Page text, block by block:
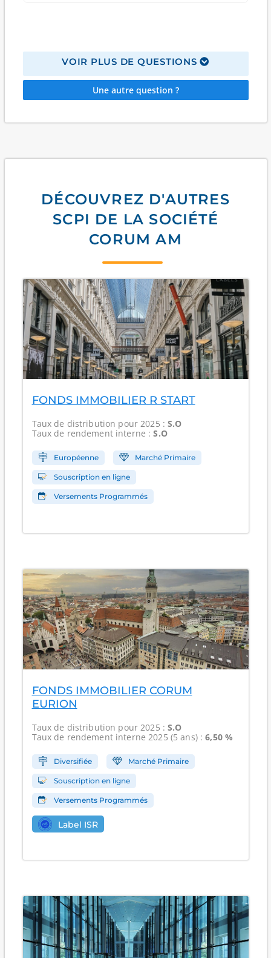
VOIR PLUS DE QUESTIONS
Une autre question ?
DÉCOUVREZ D'AUTRES
SCPI DE LA SOCIÉTÉ
CORUM AM
FONDS IMMOBILIER R START
Taux de distribution pour 2025 :S.O
Taux de rendement interne :S.O
Européenne Marché Primaire
Souscription en ligne
Versements Programmés
FONDS IMMOBILIER CORUM
EURION
Taux de distribution pour 2025 :S.O
Taux de rendement interne2025 (5 ans) :6,50 %
Diversifiée Marché Primaire
Souscription en ligne
Versements Programmés
Label ISR